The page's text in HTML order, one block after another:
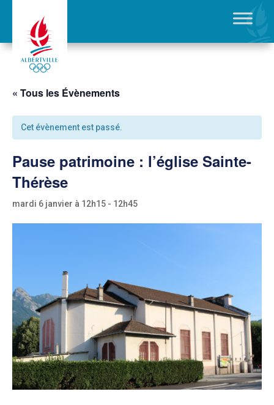
« Tous les Évènements
Cet évènement est passé.
Pause patrimoine : l’église Sainte-
Thérèse
mardi 6 janvier à 12h15 - 12h45